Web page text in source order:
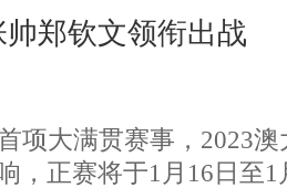
郑钦文领衔出战
大满贯赛事，2023澳
，正赛将于1月16日至